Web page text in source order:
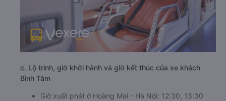
c. Lộ trình, giờ khởi hành và giờ kết thúc của xe khách
Bình Tâm
Giờ xuất phát ở Hoàng Mai - Hà Nội: 12:30, 13:30